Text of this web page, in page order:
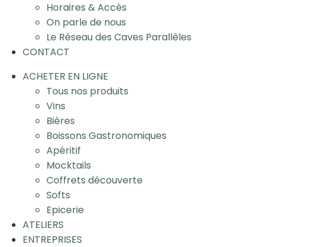
Horaires & Accès
On parle de nous
Le Réseau des Caves Parallèles
CONTACT
ACHETER EN LIGNE
Tous nos produits
Vins
Bières
Boissons Gastronomiques
Apéritif
Mocktails
Coffrets découverte
Softs
Epicerie
ATELIERS
ENTREPRISES